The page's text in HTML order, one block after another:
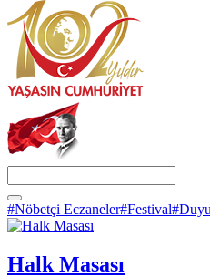
#Nöbetçi Eczaneler#Festival
Halk Masası